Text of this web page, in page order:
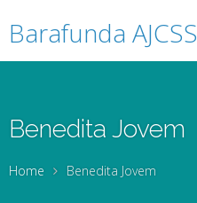
Barafunda AJCSS
Benedita Jovem
Home Benedita Jovem